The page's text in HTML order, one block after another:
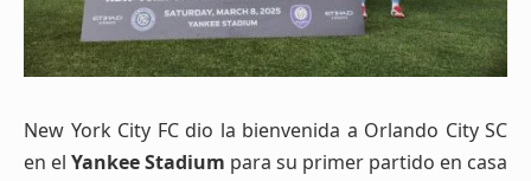
New York City FC dio la bienvenida a Orlando City SC
en el Yankee Stadium para su primer partido en casa